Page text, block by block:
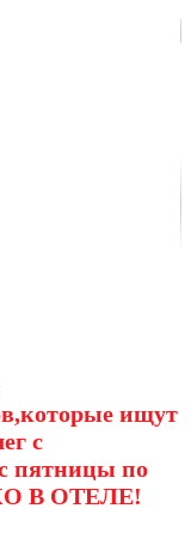
ищут
с
пятницы по
В ОТЕЛЕ!